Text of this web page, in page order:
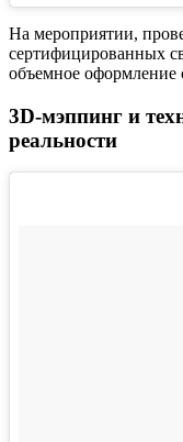
На мероприятии,
сертифицированных
объемное оформление
3D-мэппинг и
реальности